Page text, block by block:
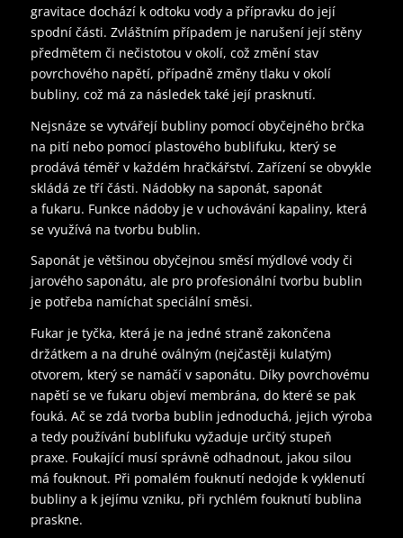
gravitace dochází k odtoku vody a přípravku do její
spodní části. Zvláštním případem je narušení její stěny
předmětem či nečistotou v okolí, což změní stav
povrchového napětí, případně změny tlaku v okolí
bubliny, což má za následek také její prasknutí.
Nejsnáze se vytvářejí bubliny pomocí obyčejného brčka
na pití nebo pomocí plastového bublifuku, který se
prodává téměř v každém hračkářství. Zařízení se obvykle
skládá ze tří části. Nádobky na saponát, saponát
a fukaru. Funkce nádoby je v uchovávání kapaliny, která
se využívá na tvorbu bublin.
Saponát je většinou obyčejnou směsí mýdlové vody či
jarového saponátu, ale pro profesionální tvorbu bublin
je potřeba namíchat speciální směsi.
Fukar je tyčka, která je na jedné straně zakončena
držátkem a na druhé oválným (nejčastěji kulatým)
otvorem, který se namáčí v saponátu. Díky povrchovému
napětí se ve fukaru objeví membrána, do které se pak
fouká. Ač se zdá tvorba bublin jednoduchá, jejich výroba
a tedy používání bublifuku vyžaduje určitý stupeň
praxe. Foukající musí správně odhadnout, jakou silou
má fouknout. Při pomalém fouknutí nedojde k vyklenutí
bubliny a k jejímu vzniku, při rychlém fouknutí bublina
praskne.